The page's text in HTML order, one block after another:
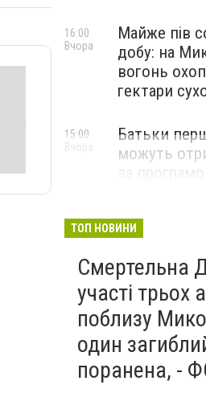
Майже пів
добу: на
вогонь
гектари
16:00
Вчора
Батьки
можуть
за
15:00
Вчора
ТОП НОВИНИ
Смертельна
участі трьох
поблизу
один
поранена, -